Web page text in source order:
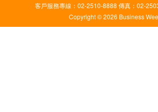
客戶服務專線：02-2510-8888 傳真：02-
Copyright © 2026 Business